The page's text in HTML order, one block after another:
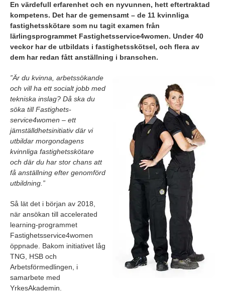
fastighetsbranschen och förbättra
kompetensförsörjningen i ett område med stort
Flera av deltagarna har redan fått jobb inom
branschen efter examen, och utbildningen har
och organisatorisk utveckling.
En värdefull erfarenhet och en nyvunnen, hett eftertraktad
kompetens. Det har de gemensamt – de 11 kvinnliga
fastighetsskötare som nu tagit examen från
lärlingsprogrammet Fastighetsservice4women. Under 40
veckor har de utbildats i fastighetsskötsel, och flera av
dem har redan fått anställning i branschen.
”Är du kvinna, arbetssökande
och vill ha ett socialt jobb med
tekniska inslag? Då ska du
söka till Fastighets­
service4women – ett
jämställdhetsinitiativ där vi
utbildar morgondagens
kvinnliga fastighetsskötare
och där du har stor chans att
få anställning efter genomförd
utbildning.”
Så lät det i början av 2018,
när ansökan till accelerated
learning-programmet
Fastighetsservice4women
öppnade. Bakom initiativet låg
TNG, HSB och
Arbetsförmedlingen, i
samarbete med
YrkesAkademin.